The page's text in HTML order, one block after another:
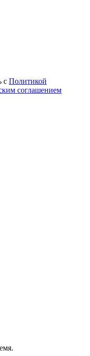
с Политикой
соглашением